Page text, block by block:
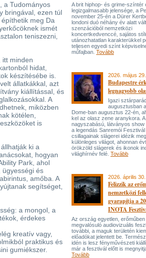
a Tudományos
bringával, ezen túl
meg Da
ismét
teniszezni,
itt minden
hidat,
készítésébe is.
állatkákkal, azt
kiállítással, és
A
miközben
kötélen,
is
ki a
hogyan
Park, ahol
ügyességi és
amőba. A
segítséget,
a mongol, a
érdekes
kreatív vagy,
praktikus és
gumiékszer.
A brit hiphop- és grime-színtér
legizgalmasabb jelensége, a
november 25-én a Dürer
londoni duó néhány év alatt
szenzációból nemzetközi
koncertkedvenccé, sajátos
utánozhatatlan karakterükkel
teljesen egyedi színt
műfajban. Tovább
2026. május 29.
Budapestre
legnagyobb
Igazi
augusztusban
Dome-ban augusztus 22-én,
kel az olasz zene aranykora. A
nagyszabású, látványos show
a legendás Sanremói Fesztivál
csillagainak slágerei idézik
különleges világot, ahonnan
örökzöld slágerek és ikonok
világhírnév felé. Tovább
2026. április 30.
Felizzik az
nemzetközi
gyarapítja a
INOTA
Az ország egyetlen, erőműben
megvalósuló audiovizuális
további, a maguk területén
előadókat jelentett be.
idén is lesz fényművészeti
már a fesztivál előtt is
Tovább